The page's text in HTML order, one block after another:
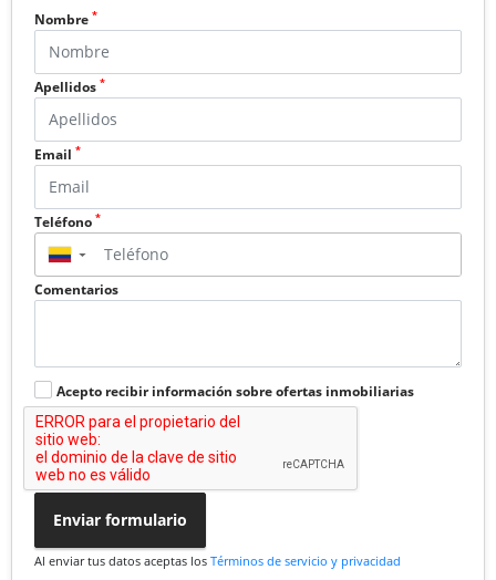
Nombre *
Apellidos *
Email *
Teléfono *
▼
Comentarios
Acepto recibir información sobre ofertas inmobiliarias
Enviar formulario
Al enviar tus datos aceptas los Términos de servicio y privacidad